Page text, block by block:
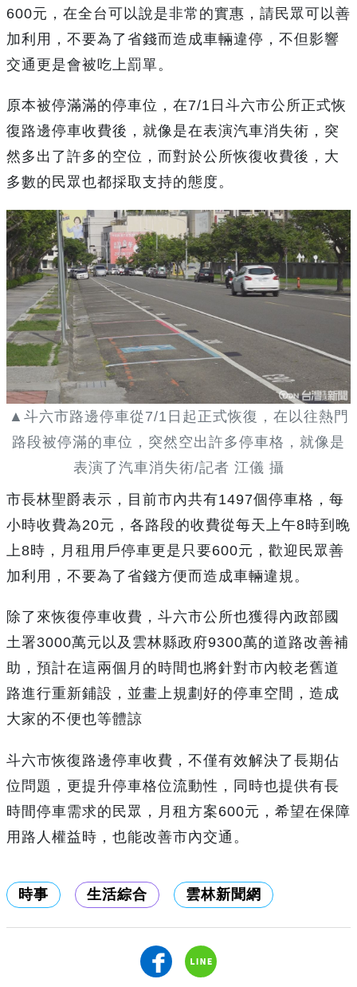
600元，在全台可以說是非常的實惠，請民眾可以善
加利用，不要為了省錢而造成車輛違停，不但影響
交通更是會被吃上罰單。
原本被停滿滿的停車位，在7/1日斗六市公所正式恢
復路邊停車收費後，就像是在表演汽車消失術，突
然多出了許多的空位，而對於公所恢復收費後，大
多數的民眾也都採取支持的態度。
▲斗六市路邊停車從7/1日起正式恢復，在以往熱門
路段被停滿的車位，突然空出許多停車格，就像是
表演了汽車消失術/記者 江儀 攝
市長林聖爵表示，目前市內共有1497個停車格，每
小時收費為20元，各路段的收費從每天上午8時到晚
上8時，月租用戶停車更是只要600元，歡迎民眾善
加利用，不要為了省錢方便而造成車輛違規。
除了來恢復停車收費，斗六市公所也獲得內政部國
土署3000萬元以及雲林縣政府9300萬的道路改善補
助，預計在這兩個月的時間也將針對市內較老舊道
路進行重新鋪設，並畫上規劃好的停車空間，造成
大家的不便也等體諒
斗六市恢復路邊停車收費，不僅有效解決了長期佔
位問題，更提升停車格位流動性，同時也提供有長
時間停車需求的民眾，月租方案600元，希望在保障
用路人權益時，也能改善市內交通。
時事 生活綜合 雲林新聞網